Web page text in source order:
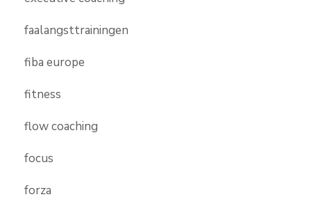
faalangsttrainingen
fiba europe
fitness
flow coaching
focus
forza